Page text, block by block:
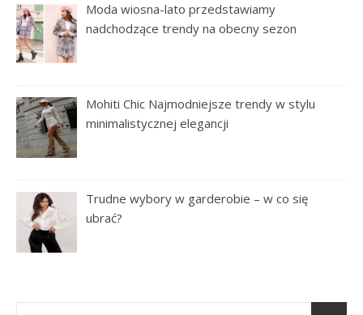
Moda wiosna-lato przedstawiamy
nadchodzące trendy na obecny sezon
Mohiti Chic Najmodniejsze trendy w stylu
minimalistycznej elegancji
Trudne wybory w garderobie – w co się
ubrać?